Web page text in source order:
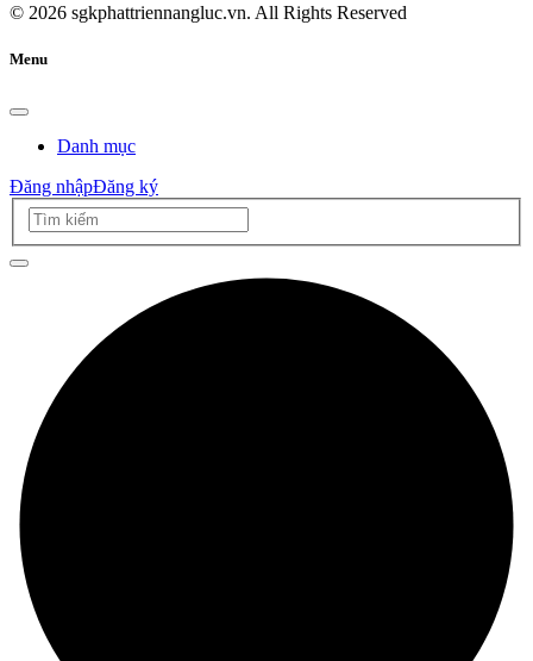
© 2026 sgkphattriennangluc.vn. All Rights Reserved
Menu
Danh mục
Đăng nhậpĐăng ký